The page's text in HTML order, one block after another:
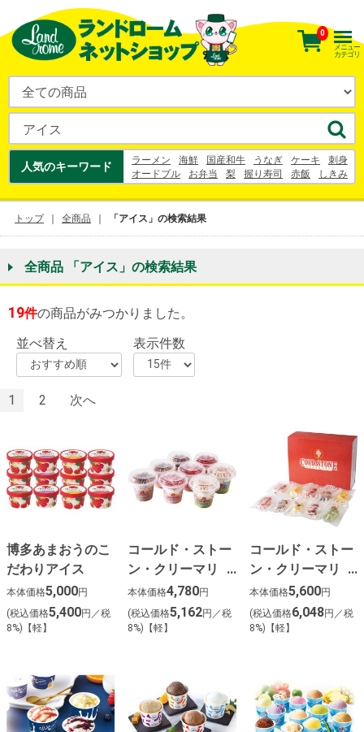
人気のキーワード ラーメン 海鮮 国産和牛 うなぎ ケーキ
刺身
オードブル
お弁当 梨 握り寿司 赤飯
しきみ
花束
お寿司 うなぎ 梨 幸水
シュークリーム
お中元
ヨーグルト
0
メニュー
カテゴリ
トップ 全商品 「アイス」の検索結果
全商品 「アイス」の検索結果
19件の商品がみつかりました。
並べ替え
表示件数
1 2 次へ
博多あまおうのこ
だわりアイス
本体価格5,000円
(税込価格5,400円／税
8%)【軽】
コールド・ストー
ン・クリーマリ
ー ミニパフェア
イスセット
本体価格4,780円
(税込価格5,162円／税
8%)【軽】
コールド・ストー
ン・クリーマリ
ー プレミアムア
イスキャンディ
（１０本）
本体価格5,600円
(税込価格6,048円／税
8%)【軽】